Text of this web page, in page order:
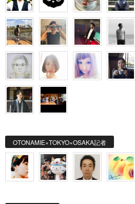
OTONAMIE×TOKYO×OSAKA記者